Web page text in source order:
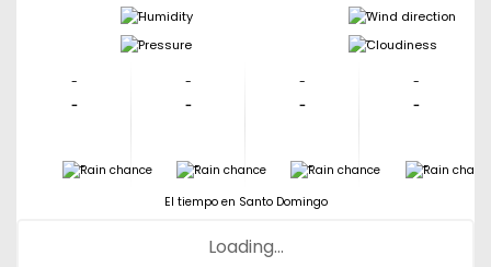
-
-
-
-
-
-
-
-
-
-
-
-
-
-
-
-
El tiempo en Santo Domingo
Loading...